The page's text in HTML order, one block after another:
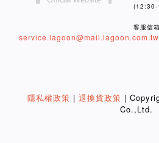
(12:30-
客服信
service.lagoon@mail.lagoon.com.tw
隱私權政策 | 退換貨政策 |
Co.,Ltd.